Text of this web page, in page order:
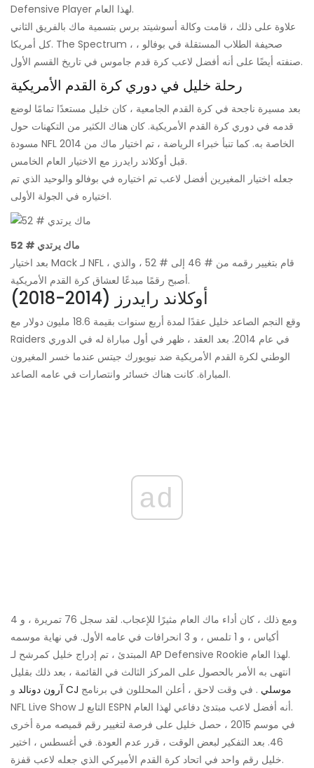
Defensive Player لهذا العام.
علاوة على ذلك ، قامت وكالة أسوشيتد برس بتسمية ماك بالفريق الثاني
كل أمريكا. The Spectrum ، صحيفة الطلاب المستقلة في بوفالو ،
صنفته أيضًا على أنه أفضل لاعب كرة قدم جاموس في تاريخ القسم الأول.
رحلة خليل في دوري كرة القدم الأمريكية
بعد مسيرة ناجحة في كرة القدم الجامعية ، كان خليل مستعدًا تمامًا لوضع
قدمه في دوري كرة القدم الأمريكية. كان هناك الكثير من التكهنات حول
مسودة NFL 2014 الخاصة به. كما تنبأ خبراء الرياضة ، تم اختيار ماك من
قبل أوكلاند رايدرز مع الاختيار العام الخامس.
جعله اختيار المغيرين أفضل لاعب تم اختياره في بوفالو والوحيد الذي تم
اختياره في الجولة الأولى.
ماك يرتدي # 52
بعد اختيار Mack لـ NFL ، قام بتغيير رقمه من # 46 إلى # 52 ، والذي
أصبح رقمًا مبدعًا لعشاق كرة القدم الأمريكية.
أوكلاند رايدرز (2014-2018)
وقع النجم الصاعد خليل عقدًا لمدة أربع سنوات بقيمة 18.6 مليون دولار مع
Raiders في عام 2014. بعد العقد ، ظهر في أول مباراة له في الدوري
الوطني لكرة القدم الأمريكية ضد نيويورك جيتس عندما خسر المغيرون
المباراة. كانت هناك خسائر وانتصارات في عامه الصاعد.
ad
ومع ذلك ، كان أداء ماك العام مثيرًا للإعجاب. لقد سجل 76 تمريرة ، و 4
أكياس ، و 1 تلمس ، و 3 انحرافات في عامه الأول. في نهاية موسمه
المبتدئ ، تم إدراج خليل كمرشح لـ AP Defensive Rookie لهذا العام.
انتهى به الأمر بالحصول على المركز الثالث في القائمة ، بعد ذلك بقليل
آرون دونالد
CJ موسلي . في وقت لاحق ، أعلن المحللون في برنامج
NFL Live Show التابع لـ ESPN أنه أفضل لاعب مبتدئ دفاعي لهذا العام.
في موسم 2015 ، حصل خليل على فرصة لتغيير رقم قميصه مرة أخرى
46. بعد التفكير لبعض الوقت ، قرر عدم العودة. في أغسطس ، اختير
خليل رقم واحد في اتحاد كرة القدم الأميركي الذي جعله لاعب قفزة.